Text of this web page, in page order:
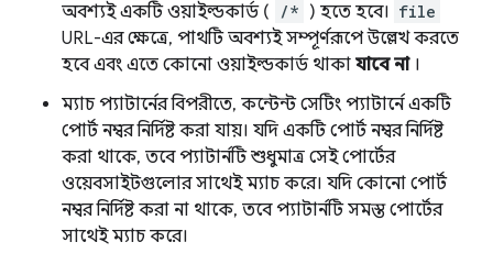
অবশ্যই একটি ওয়াইল্ডকার্ড (
/* ) হতে হবে। file
URL-এর ক্ষেত্রে, পাথটি অবশ্যই সম্পূর্ণরূপে উল্লেখ করতে
হবে এবং এতে কোনো ওয়াইল্ডকার্ড থাকা যাবে না।
ম্যাচ প্যাটার্নের বিপরীতে, কন্টেন্ট সেটিং প্যাটার্নে একটি
পোর্ট নম্বর নির্দিষ্ট করা যায়। যদি একটি পোর্ট নম্বর নির্দিষ্ট
করা থাকে, তবে প্যাটার্নটি শুধুমাত্র সেই পোর্টের
ওয়েবসাইটগুলোর সাথেই ম্যাচ করে। যদি কোনো পোর্ট
নম্বর নির্দিষ্ট করা না থাকে, তবে প্যাটার্নটি সমস্ত পোর্টের
সাথেই ম্যাচ করে।